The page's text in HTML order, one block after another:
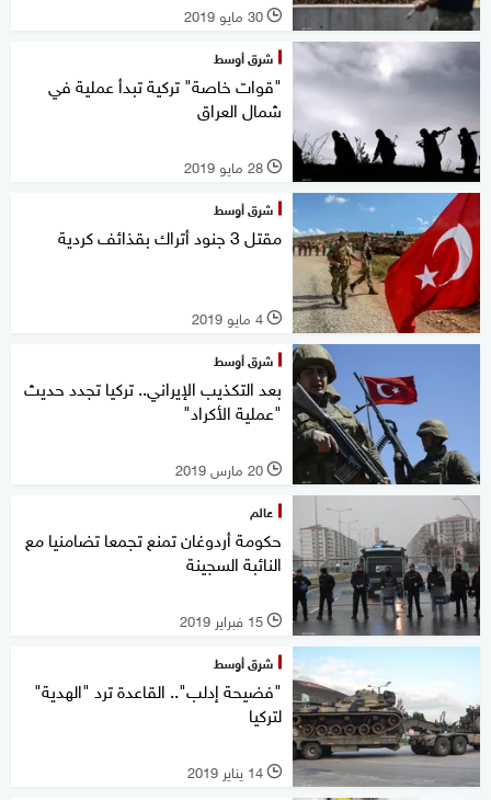
l 30 مايو 2019
شرق أوسط
"قوات خاصة" تركية تبدأ عملية في
شمال العراق
l 28 مايو 2019
شرق أوسط
مقتل 3 جنود أتراك بقذائف كردية
l 4 مايو 2019
شرق أوسط
بعد التكذيب الإيراني.. تركيا تجدد حديث
"عملية الأكراد"
l 20 مارس 2019
عالم
حكومة أردوغان تمنع تجمعا تضامنيا مع
النائبة السجينة
l 15 فبراير 2019
شرق أوسط
"فضيحة إدلب".. القاعدة ترد "الهدية"
لتركيا
l 14 يناير 2019